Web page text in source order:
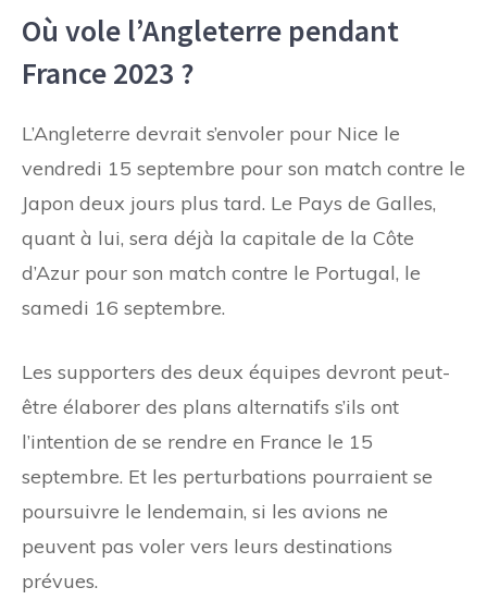
Où vole l’Angleterre pendant
France 2023 ?
L’Angleterre devrait s’envoler pour Nice le
vendredi 15 septembre pour son match contre le
Japon deux jours plus tard. Le Pays de Galles,
quant à lui, sera déjà la capitale de la Côte
d’Azur pour son match contre le Portugal, le
samedi 16 septembre.
Les supporters des deux équipes devront peut-
être élaborer des plans alternatifs s’ils ont
l’intention de se rendre en France le 15
septembre. Et les perturbations pourraient se
poursuivre le lendemain, si les avions ne
peuvent pas voler vers leurs destinations
prévues.